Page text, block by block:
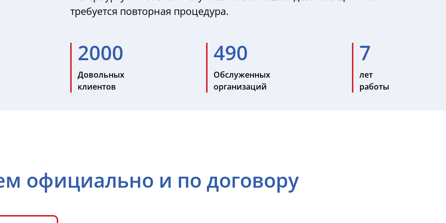
требуется повторная процедура.
2000
Довольных
клиентов
490
Обслуженных
организаций
7
лет
работы
официально и по договору